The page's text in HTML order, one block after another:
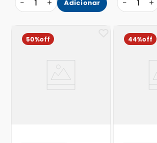
− 1 + Adicionar − 1 +
50% 44%